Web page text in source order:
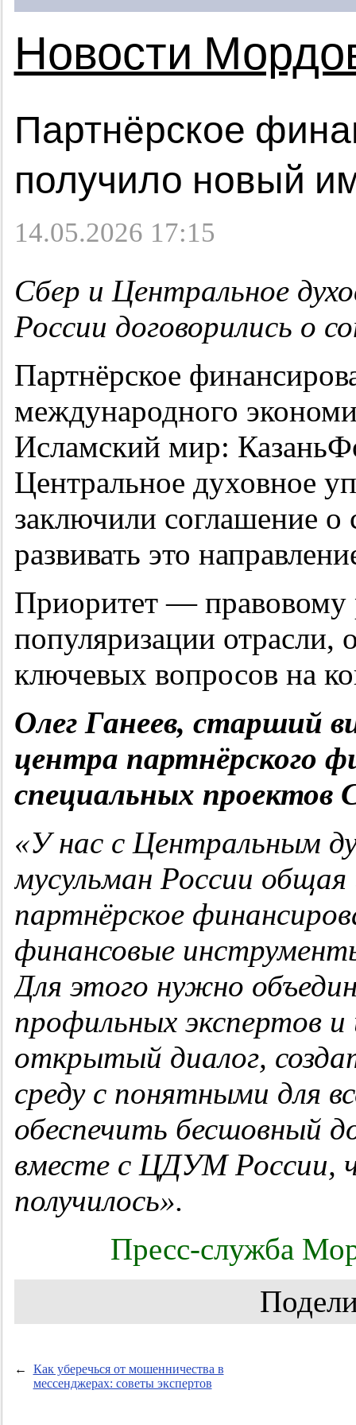
Новости
Партнёрское
получило новый
14.05.2026 17:15
Сбер и Центральное
России договорились о
Партнёрское
международного
Исламский мир:
Центральное духовное
заключили соглашение о
развивать это
Приоритет — правовому
популяризации
ключевых вопросов на
Олег Ганеев, старший
центра партнёрского
специальных проектов
«У нас с Центральным
мусульман России
партнёрское
финансовые
Для этого нужно
профильных экспертов
открытый диалог,
среду с понятными для
обеспечить бесшовный
вместе с ЦДУМ России,
получилось».
Пресс-служба
←
Как уберечься от мошенничества в
мессенджерах: советы экспертов